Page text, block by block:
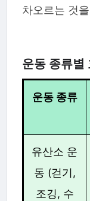
차오르는 것
운동 종류별
운동 종류
유산소 운
동 (걷기,
조깅, 수